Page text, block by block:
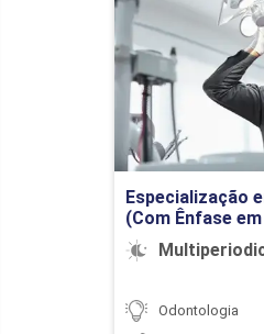
Especialização
(Com Ênfase
Odontologia
Dentística